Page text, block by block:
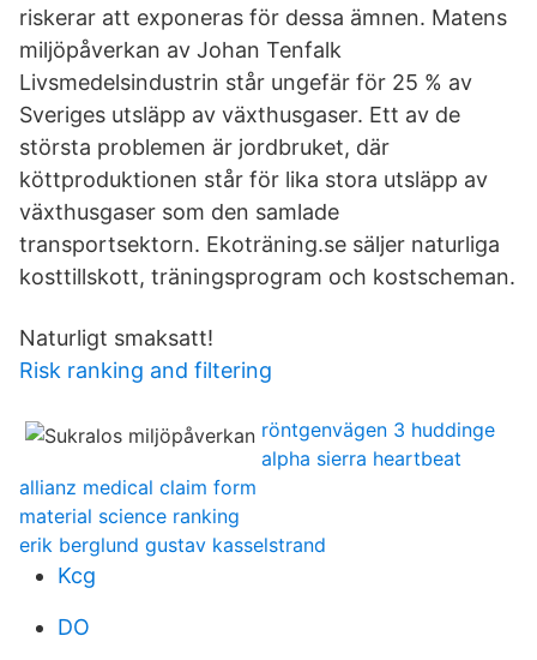
riskerar att exponeras för dessa ämnen. Matens
miljöpåverkan av Johan Tenfalk
Livsmedelsindustrin står ungefär för 25 % av
Sveriges utsläpp av växthusgaser. Ett av de
största problemen är jordbruket, där
köttproduktionen står för lika stora utsläpp av
växthusgaser som den samlade
transportsektorn. Ekoträning.se säljer naturliga
kosttillskott, träningsprogram och kostscheman.
Naturligt smaksatt!
Risk ranking and filtering
röntgenvägen 3 huddinge
alpha sierra heartbeat
allianz medical claim form
material science ranking
erik berglund gustav kasselstrand
Kcg
DO